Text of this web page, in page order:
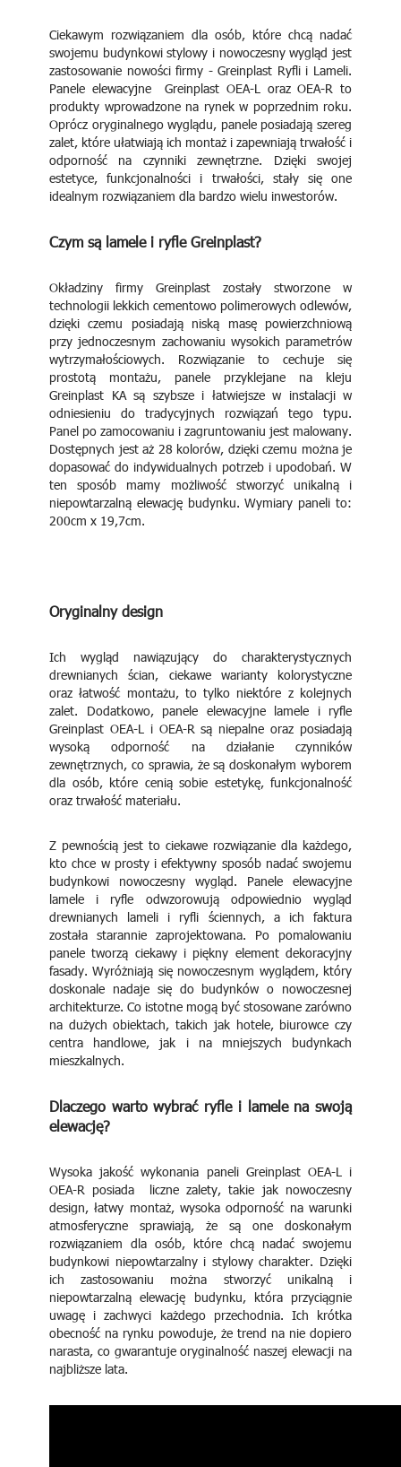
Ciekawym rozwiązaniem dla osób, które chcą nadać
swojemu budynkowi stylowy i nowoczesny wygląd jest
zastosowanie nowości firmy - Greinplast Ryfli i Lameli.
Panele elewacyjne Greinplast OEA-L oraz OEA-R to
produkty wprowadzone na rynek w poprzednim roku.
Oprócz oryginalnego wyglądu, panele posiadają szereg
zalet, które ułatwiają ich montaż i zapewniają trwałość i
odporność na czynniki zewnętrzne. Dzięki swojej
estetyce, funkcjonalności i trwałości, stały się one
idealnym rozwiązaniem dla bardzo wielu inwestorów.
Czym są lamele i ryfle Greinplast?
Okładziny firmy Greinplast zostały stworzone w
technologii lekkich cementowo polimerowych odlewów,
dzięki czemu posiadają niską masę powierzchniową
przy jednoczesnym zachowaniu wysokich parametrów
wytrzymałościowych. Rozwiązanie to cechuje się
prostotą montażu, panele przyklejane na kleju
Greinplast KA są szybsze i łatwiejsze w instalacji w
odniesieniu do tradycyjnych rozwiązań tego typu.
Panel po zamocowaniu i zagruntowaniu jest malowany.
Dostępnych jest aż 28 kolorów, dzięki czemu można je
dopasować do indywidualnych potrzeb i upodobań. W
ten sposób mamy możliwość stworzyć unikalną i
niepowtarzalną elewację budynku. Wymiary paneli to:
200cm x 19,7cm.
Oryginalny design
Ich wygląd nawiązujący do charakterystycznych
drewnianych ścian, ciekawe warianty kolorystyczne
oraz łatwość montażu, to tylko niektóre z kolejnych
zalet. Dodatkowo, panele elewacyjne lamele i ryfle
Greinplast OEA-L i OEA-R są niepalne oraz posiadają
wysoką odporność na działanie czynników
zewnętrznych, co sprawia, że są doskonałym wyborem
dla osób, które cenią sobie estetykę, funkcjonalność
oraz trwałość materiału.
Z pewnością jest to ciekawe rozwiązanie dla każdego,
kto chce w prosty i efektywny sposób nadać swojemu
budynkowi nowoczesny wygląd. Panele elewacyjne
lamele i ryfle odwzorowują odpowiednio wygląd
drewnianych lameli i ryfli ściennych, a ich faktura
została starannie zaprojektowana. Po pomalowaniu
panele tworzą ciekawy i piękny element dekoracyjny
fasady. Wyróżniają się nowoczesnym wyglądem, który
doskonale nadaje się do budynków o nowoczesnej
architekturze. Co istotne mogą być stosowane zarówno
na dużych obiektach, takich jak hotele, biurowce czy
centra handlowe, jak i na mniejszych budynkach
mieszkalnych.
Dlaczego warto wybrać ryfle i lamele na swoją
elewację?
Wysoka jakość wykonania paneli Greinplast OEA-L i
OEA-R posiada liczne zalety, takie jak nowoczesny
design, łatwy montaż, wysoka odporność na warunki
atmosferyczne sprawiają, że są one doskonałym
rozwiązaniem dla osób, które chcą nadać swojemu
budynkowi niepowtarzalny i stylowy charakter. Dzięki
ich zastosowaniu można stworzyć unikalną i
niepowtarzalną elewację budynku, która przyciągnie
uwagę i zachwyci każdego przechodnia. Ich krótka
obecność na rynku powoduje, że trend na nie dopiero
narasta, co gwarantuje oryginalność naszej elewacji na
najbliższe lata.